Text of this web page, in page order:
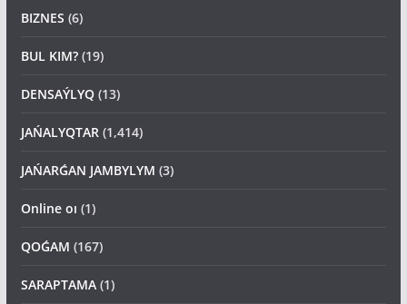
BIZNES (6)
BUL KIM?(19)
DENSAÝLYQ(13)
JAŃALYQTAR(1,414)
JAŃARǴAN JAMBYLYM (3)
Online oı (1)
QOǴAM (167)
SARAPTAMA(1)